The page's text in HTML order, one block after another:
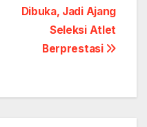
Dibuka, Jadi Ajang
Seleksi Atlet
Berprestasi